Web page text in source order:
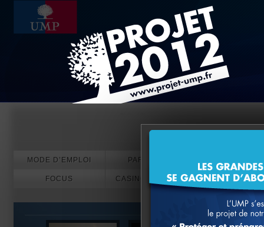
MODE D’EMPLOI PARTICIPEZ
FOCUS CASINO EN LIGNE
PARIS